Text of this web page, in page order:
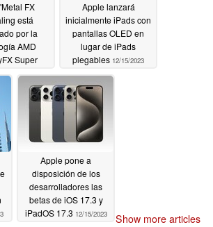
FX
está
por la
AMD
Super
12/16/2023
Apple lanzará
inicialmente iPads con
pantallas OLED en
lugar de iPads
plegables 12/15/2023
Apple pone a
disposición de los
desarrolladores las
betas de iOS 17.3 y
iPadOS 17.3 12/15/2023 Show more articles